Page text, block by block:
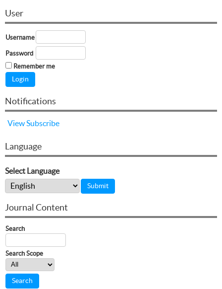
User
Username
Password
Remember me
Notifications
View Subscribe
Language
Select Language
Journal Content
Search
Search Scope